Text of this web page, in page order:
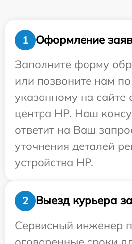
1
Оформление
Заполните форму
или позвоните нам
указанному на сайте
центра HP. Наш
ответит на Ваш
уточнения деталей
устройства HP.
2
Выезд курьера
Сервисный инженер